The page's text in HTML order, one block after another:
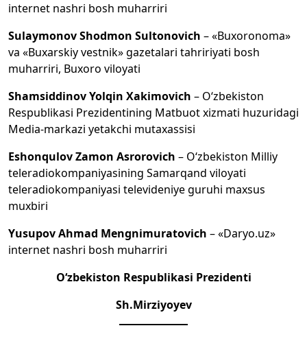
internet nashri bosh muharriri
Sulaymonov Shodmon Sultonovich – «Buxoronoma»
va «Buxarskiy vestnik» gazetalari tahririyati bosh
muharriri, Buxoro viloyati
Shamsiddinov Yolqin Xakimovich – O‘zbekiston
Respublikasi Prezidentining Matbuot xizmati huzuridagi
Media-markazi yetakchi mutaxassisi
Eshonqulov Zamon Asrorovich – O‘zbekiston Milliy
teleradiokompaniyasining Samarqand viloyati
teleradiokompaniyasi televideniye guruhi maxsus
muxbiri
Yusupov Ahmad Mengnimuratovich – «Daryo.uz»
internet nashri bosh muharriri
O‘zbekiston Respublikasi Prezidenti
Sh.Mirziyoyev